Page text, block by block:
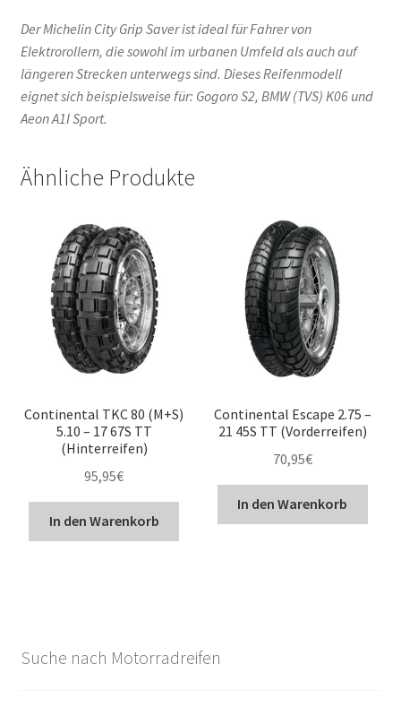
Der Michelin City Grip Saver ist ideal für Fahrer von
Elektrorollern, die sowohl im urbanen Umfeld als auch auf
längeren Strecken unterwegs sind. Dieses Reifenmodell
eignet sich beispielsweise für: Gogoro S2, BMW (TVS) K06 und
Aeon A1I Sport.
Ähnliche Produkte
Continental TKC 80 (M+S)
5.10 – 17 67S TT
(Hinterreifen)
95,95€
In den Warenkorb
Continental Escape 2.75 –
21 45S TT (Vorderreifen)
70,95€
In den Warenkorb
Suche nach Motorradreifen